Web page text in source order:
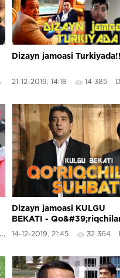
Dizayn jamoasi
21-12-2019, 14:18 14 385
Dizayn jamoasi KULGU
BEKATI -
suhbati
14-12-2019, 21:45 32 364